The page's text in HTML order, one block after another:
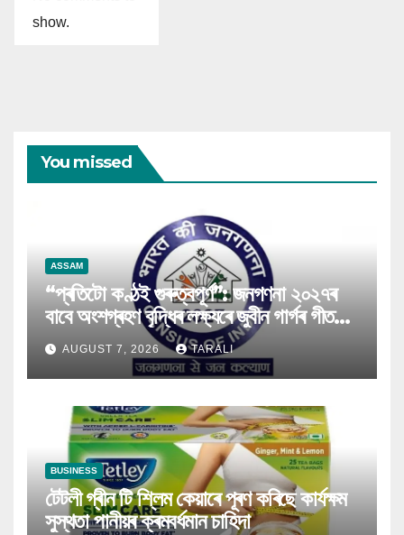
show.
You missed
ASSAM
“প্ৰতিটো কণ্ঠই গুৰুত্বপূৰ্ণ”: জনগণনা ২০২৭ৰ
বাবে অংশগ্ৰহণ বৃদ্ধিৰ লক্ষ্যৰে জুবীন গাৰ্গৰ গীত
মুকলিAUGUST 7, 2026 TARALI
BUSINESS
টেটলী গ্ৰীন টি শ্লিম কেয়াৰে পূৰণ কৰিছে কাৰ্যক্ষম
সুস্থতা পানীয়ৰ ক্ৰমবৰ্ধমান চাহিদা